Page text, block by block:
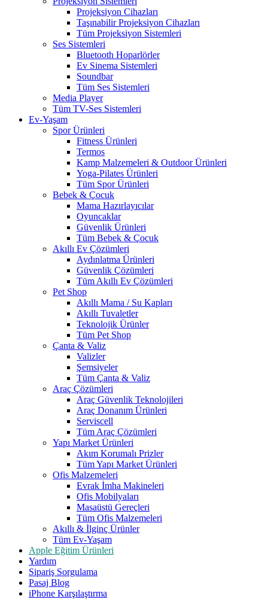
Projeksiyon Cihazları
Taşınabilir Projeksiyon Cihazları
Tüm Projeksiyon Sistemleri
Ses Sistemleri
Bluetooth Hoparlörler
Ev Sinema Sistemleri
Soundbar
Tüm Ses Sistemleri
Media Player
Tüm TV-Ses Sistemleri
Ev-Yaşam
Spor Ürünleri
Fitness Ürünleri
Termos
Kamp Malzemeleri & Outdoor Ürünleri
Yoga-Pilates Ürünleri
Tüm Spor Ürünleri
Bebek & Çocuk
Mama Hazırlayıcılar
Oyuncaklar
Güvenlik Ürünleri
Tüm Bebek & Çocuk
Akıllı Ev Çözümleri
Aydınlatma Ürünleri
Güvenlik Çözümleri
Tüm Akıllı Ev Çözümleri
Pet Shop
Akıllı Mama / Su Kapları
Akıllı Tuvaletler
Teknolojik Ürünler
Tüm Pet Shop
Çanta & Valiz
Valizler
Şemsiyeler
Tüm Çanta & Valiz
Araç Çözümleri
Araç Güvenlik Teknolojileri
Araç Donanım Ürünleri
Serviscell
Tüm Araç Çözümleri
Yapı Market Ürünleri
Akım Korumalı Prizler
Tüm Yapı Market Ürünleri
Ofis Malzemeleri
Evrak İmha Makineleri
Ofis Mobilyaları
Masaüstü Gereçleri
Tüm Ofis Malzemeleri
Akıllı & İlginç Ürünler
Tüm Ev-Yaşam
Apple Eğitim Ürünleri
Yardım
Sipariş Sorgulama
Pasaj Blog
iPhone Karşılaştırma